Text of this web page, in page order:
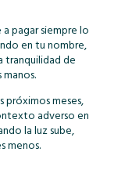
pagar siempre lo
en tu nombre,
de
próximos meses,
adverso en
la luz sube,
menos.